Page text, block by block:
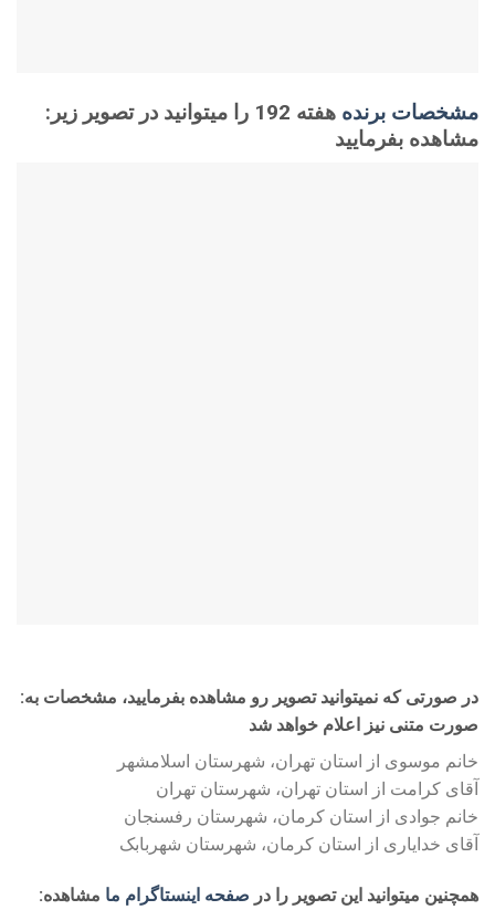
: مشخصات برنده
هفته 192 را میتوانید در تصویر زیر
مشاهده بفرمایید
:در صورتی که نمیتوانید تصویر رو مشاهده بفرمایید، مشخصات به
صورت متنی نیز اعلام خواهد شد
خانم موسوی از استان تهران، شهرستان اسلامشهر
آقای کرامت از استان تهران، شهرستان تهران
خانم جوادی از استان کرمان، شهرستان رفسنجان
آقای خدایاری از استان کرمان، شهرستان شهربابک
:همچنین میتوانید این تصویر را در صفحه اینستاگرام ما مشاهده